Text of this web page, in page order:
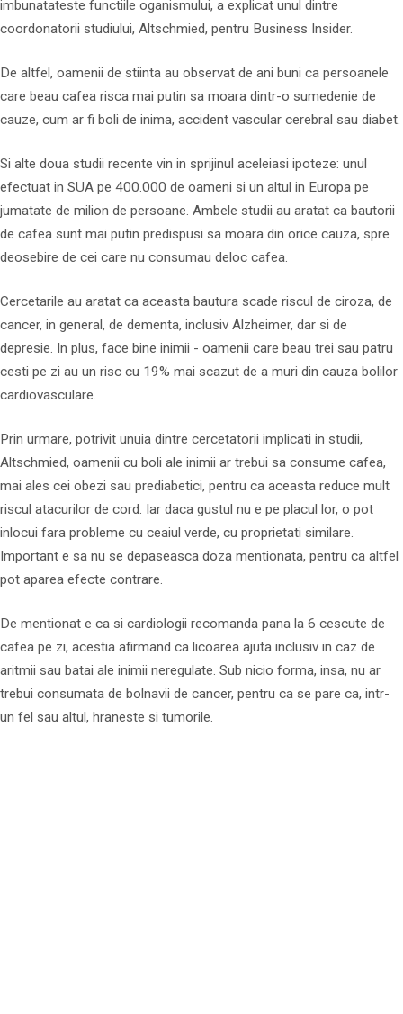
imbunatateste functiile oganismului, a explicat unul dintre
coordonatorii studiului, Altschmied, pentru Business Insider.
De altfel, oamenii de stiinta au observat de ani buni ca persoanele
care beau cafea risca mai putin sa moara dintr-o sumedenie de
cauze, cum ar fi boli de inima, accident vascular cerebral sau diabet.
Si alte doua studii recente vin in sprijinul aceleiasi ipoteze: unul
efectuat in SUA pe 400.000 de oameni si un altul in Europa pe
jumatate de milion de persoane. Ambele studii au aratat ca bautorii
de cafea sunt mai putin predispusi sa moara din orice cauza, spre
deosebire de cei care nu consumau deloc cafea.
Cercetarile au aratat ca aceasta bautura scade riscul de ciroza, de
cancer, in general, de dementa, inclusiv Alzheimer, dar si de
depresie. In plus, face bine inimii - oamenii care beau trei sau patru
cesti pe zi au un risc cu 19% mai scazut de a muri din cauza bolilor
cardiovasculare.
Prin urmare, potrivit unuia dintre cercetatorii implicati in studii,
Altschmied, oamenii cu boli ale inimii ar trebui sa consume cafea,
mai ales cei obezi sau prediabetici, pentru ca aceasta reduce mult
riscul atacurilor de cord. Iar daca gustul nu e pe placul lor, o pot
inlocui fara probleme cu ceaiul verde, cu proprietati similare.
Important e sa nu se depaseasca doza mentionata, pentru ca altfel
pot aparea efecte contrare.
De mentionat e ca si cardiologii recomanda pana la 6 cescute de
cafea pe zi, acestia afirmand ca licoarea ajuta inclusiv in caz de
aritmii sau batai ale inimii neregulate. Sub nicio forma, insa, nu ar
trebui consumata de bolnavii de cancer, pentru ca se pare ca, intr-
un fel sau altul, hraneste si tumorile.